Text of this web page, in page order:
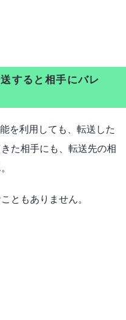
すると相手にバレ
を利用しても、転送した
た相手にも、転送先の相
ともありません。